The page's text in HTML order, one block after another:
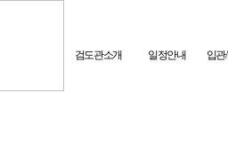
검도관소개 일정안내 입관